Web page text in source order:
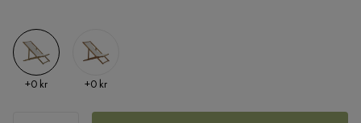
Pris
+0 kr Pris
+0 kr